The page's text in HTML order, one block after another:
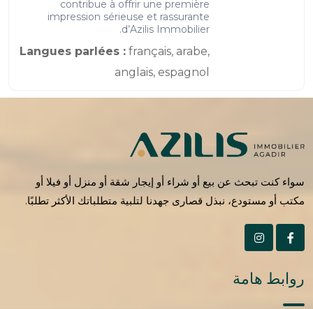
contribue à offrir une première
impression sérieuse et rassurante
d’Azilis Immobilier.
Langues parlées : français, arabe,
anglais, espagnol
سواء كنت تبحث عن بيع أو شراء أو إيجار شقة أو منزل أو فيلا أو
مكتب أو مستودع، نبذل قصارى جهدنا لتلبية متطلباتك الأكثر تطلبًا.
روابط هامة